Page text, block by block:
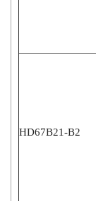
HD67B21-B2